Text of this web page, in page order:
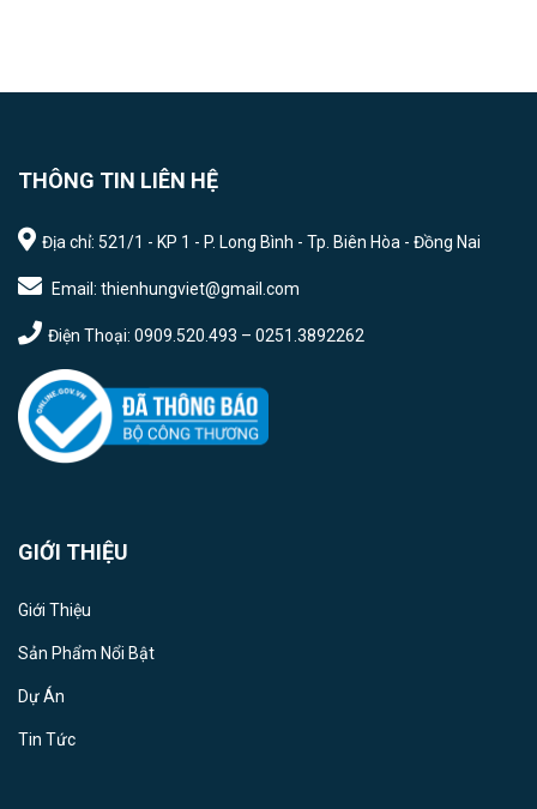
THÔNG TIN LIÊN HỆ
Địa chỉ: 521/1 - KP 1 - P. Long Bình - Tp. Biên Hòa - Đồng Nai
Email: thienhungviet@gmail.com
Điện Thoại: 0909.520.493 – 0251.3892262
GIỚI THIỆU
Giới Thiệu
Sản Phẩm Nổi Bật
Dự Án
Tin Tức